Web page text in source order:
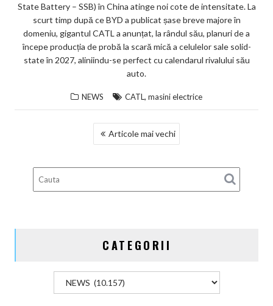
State Battery – SSB) în China atinge noi cote de intensitate. La
scurt timp după ce BYD a publicat șase breve majore în
domeniu, gigantul CATL a anunțat, la rândul său, planuri de a
începe producția de probă la scară mică a celulelor sale solid-
state în 2027, aliniindu-se perfect cu calendarul rivalului său
auto.
NEWS CATL, masini electrice
ARTICOLE
Articole mai vechi
CATEGORII